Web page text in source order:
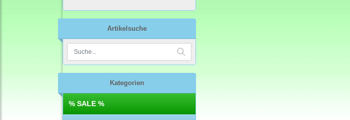
Artikelsuche
Kategorien
% SALE %